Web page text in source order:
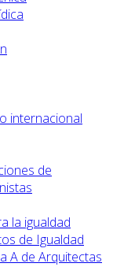
internacional
de
la igualdad
de Igualdad
A de Arquitectas